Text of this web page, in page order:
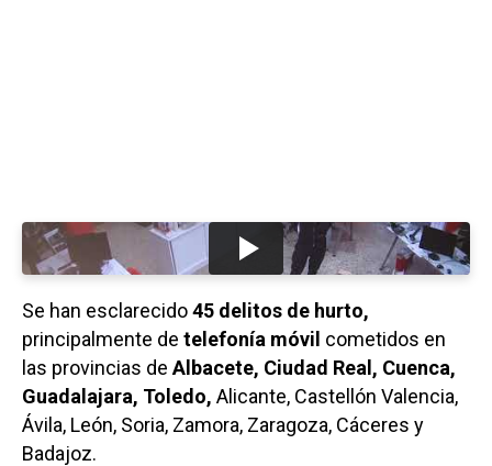
Se han esclarecido45 delitos de hurto,
principalmente de telefonía móvil cometidos en
las provincias de Albacete, Ciudad Real, Cuenca,
Guadalajara, Toledo, Alicante, Castellón Valencia,
Ávila, León, Soria, Zamora, Zaragoza, Cáceres y
Badajoz.